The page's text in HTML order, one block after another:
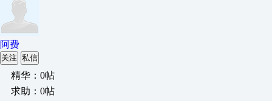
阿费
关注 私信
精华：0帖
求助：0帖